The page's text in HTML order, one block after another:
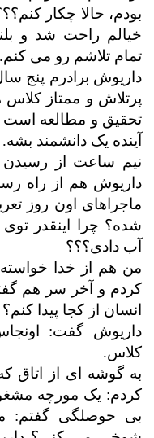
بودم، حالا چکار
خیالم راحت شد و
تمام تلاشم رو می کنم.
داریوش برادرم پنج
پرتلاش و ممتاز
تحقیق و مطالعه است
آینده یک دانشمند بشه.
نیم ساعت از
داریوش هم از راه
ماجراهای اون روز
شده؟ چرا اینقدر
آب دادی؟؟؟
من هم از خدا
کردم و آخر سر هم
انسان از کجا پیدا کنم؟
داریوش گفت:
کلاس.
به گوشه ای از اتاق
کردم: یک مورچه
بی حوصلگی